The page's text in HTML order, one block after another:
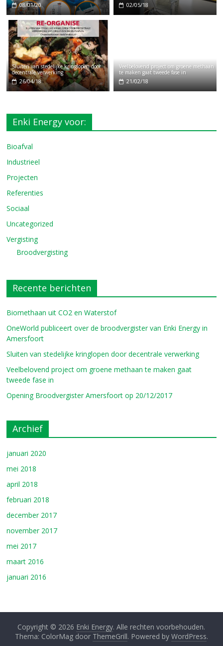
08/01/20 02/05/18
Sluiten van stedelijke kringlopen door
decentrale verwerking
26/04/18
Veelbelovend project om groene methaan
te maken gaat tweede fase in
21/02/18
Enki Energy voor:
Bioafval
Industrieel
Projecten
Referenties
Sociaal
Uncategorized
Vergisting
Broodvergisting
Recente berichten
Biomethaan uit CO2 en Waterstof
OneWorld publiceert over de broodvergister van Enki Energy in
Amersfoort
Sluiten van stedelijke kringlopen door decentrale verwerking
Veelbelovend project om groene methaan te maken gaat
tweede fase in
Opening Broodvergister Amersfoort op 20/12/2017
Archief
januari 2020
mei 2018
april 2018
februari 2018
december 2017
november 2017
mei 2017
maart 2016
januari 2016
Copyright © 2026 Enki Energy. Alle rechten voorbehouden.
Thema: ColorMag door ThemeGrill. Powered by WordPress.